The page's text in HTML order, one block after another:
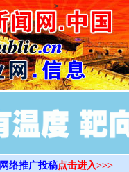
>
网络推广投稿点击进入>>>